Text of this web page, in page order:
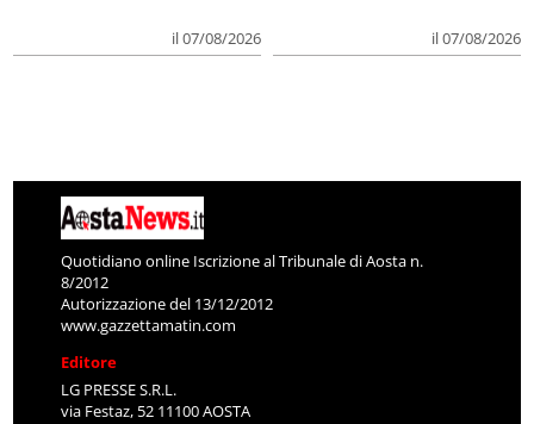
il 07/08/2026 il 07/08/2026
Quotidiano online Iscrizione al Tribunale di Aosta n.
8/2012
Autorizzazione del 13/12/2012
www.gazzettamatin.com
Editore
LG PRESSE S.R.L.
via Festaz, 52 11100 AOSTA